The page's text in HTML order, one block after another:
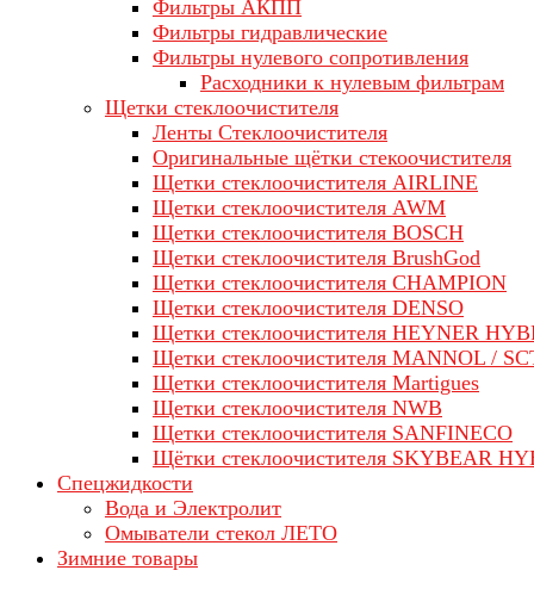
Фильтры АКПП
Фильтры гидравлические
Фильтры нулевого сопротивления
Расходники к нулевым фильтрам
Щетки стеклоочистителя
Ленты Стеклоочистителя
Оригинальные щётки стекоочистителя
Щетки стеклоочистителя AIRLINE
Щетки стеклоочистителя AWM
Щетки стеклоочистителя BOSCH
Щетки стеклоочистителя BrushGod
Щетки стеклоочистителя CHAMPION
Щетки стеклоочистителя DENSO
Щетки стеклоочистителя HEYNER
Щетки стеклоочистителя MANNOL /
Щетки стеклоочистителя Martigues
Щетки стеклоочистителя NWB
Щетки стеклоочистителя SANFINECO
Щётки стеклоочистителя SKYBEAR
Спецжидкости
Вода и Электролит
Омыватели стекол ЛЕТО
Зимние товары